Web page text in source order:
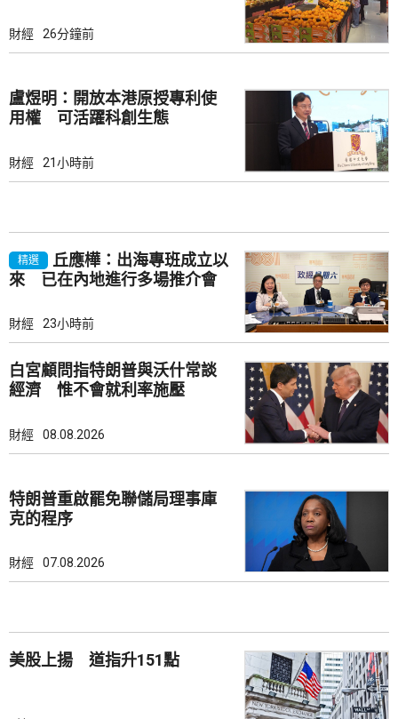
財經 26分鐘前
盧煜明：開放本港原授專利使
用權 可活躍科創生態
財經 21小時前
精選
丘應樺：出海專班成立以
來 已在內地進行多場推介會
財經 23小時前
白宮顧問指特朗普與沃什常談
經濟 惟不會就利率施壓
財經 08.08.2026
特朗普重啟罷免聯儲局理事庫
克的程序
財經 07.08.2026
美股上揚 道指升151點